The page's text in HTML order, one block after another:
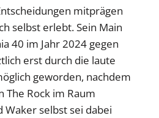
mitprägen
selbst erlebt. Sein Main
40 im Jahr 2024 gegen
erst durch die laute
geworden, nachdem
The Rock im Raum
Waker selbst sei dabei